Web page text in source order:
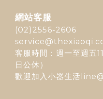
網站客服
(02)2556-2606
客服時間：週一至週五
日公休）
歡迎加入 小器生活